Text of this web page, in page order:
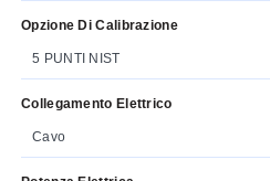
Opzione Di Calibrazione
5 PUNTI NIST
Collegamento Elettrico
Cavo